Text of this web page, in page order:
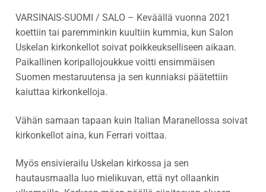
VARSINAIS-SUOMI / SALO – Keväällä vuonna 2021
koettiin tai paremminkin kuultiin kummia, kun Salon
Uskelan kirkonkellot soivat poikkeukselliseen aikaan.
Paikallinen koripallojoukkue voitti ensimmäisen
Suomen mestaruutensa ja sen kunniaksi päätettiin
kaiuttaa kirkonkelloja.
Vähän samaan tapaan kuin Italian Maranellossa soivat
kirkonkellot aina, kun Ferrari voittaa.
Myös ensivierailu Uskelan kirkossa ja sen
hautausmaalla luo mielikuvan, että nyt ollaankin